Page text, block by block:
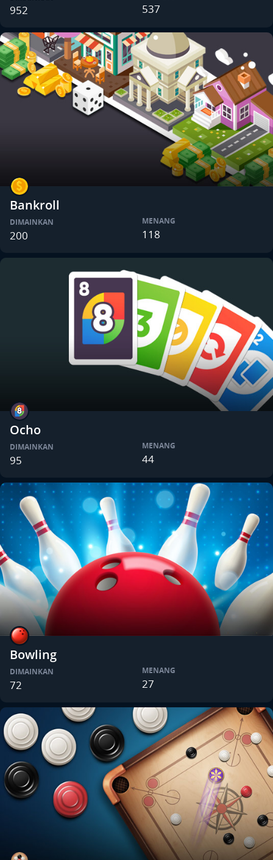
952 537
Bankroll
DIMAINKAN
200
MENANG
118
Ocho
DIMAINKAN
95
MENANG
44
Bowling
DIMAINKAN
72
MENANG
27